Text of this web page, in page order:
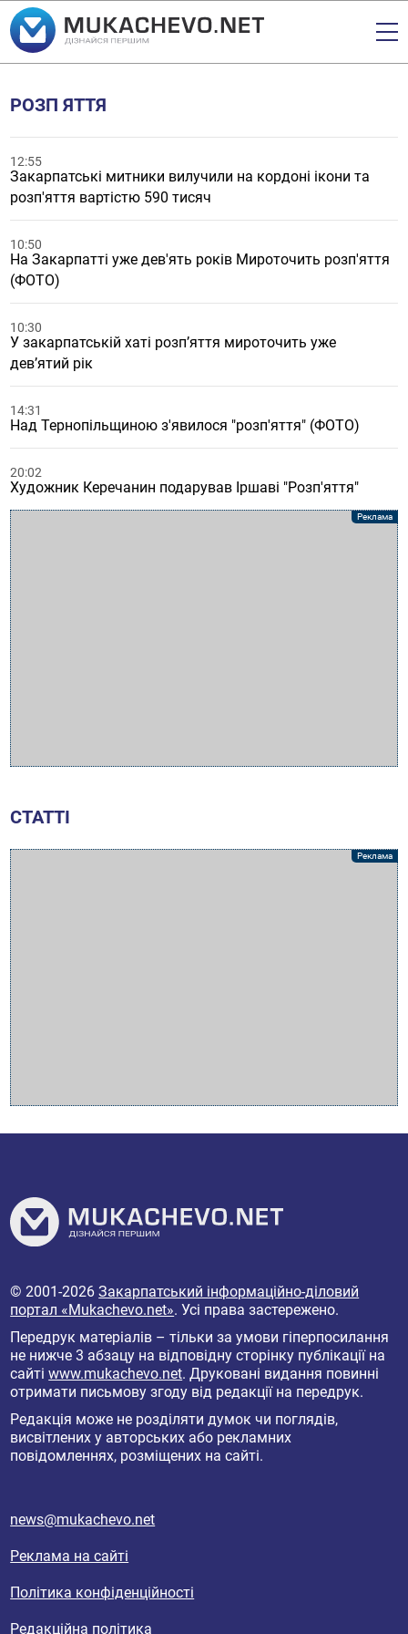
РОЗП ЯТТЯ
12:55
Закарпатські митники вилучили на кордоні ікони та
розп'яття вартістю 590 тисяч
10:50
На Закарпатті уже дев'ять років Мироточить розп'яття
(ФОТО)
10:30
У закарпатській хаті розп’яття мироточить уже
дев’ятий рік
14:31
Над Тернопільщиною з'явилося "розп'яття" (ФОТО)
20:02
Художник Керечанин подарував Іршаві "Розп'яття"
СТАТТІ
© 2001-2026Закарпатський інформаційно-діловий
портал «Mukachevo.net». Усі права застережено.
Передрук матеріалів – тільки за умови гіперпосилання
не нижче 3 абзацу на відповідну сторінку публікації на
сайтіwww.mukachevo.net. Друковані видання повинні
отримати письмову згоду від редакції на передрук.
Редакція може не розділяти думок чи поглядів,
висвітлених у авторських або рекламних
повідомленнях, розміщених на сайті.
news@mukachevo.net
Реклама на сайті
Політика конфіденційності
Редакційна політика